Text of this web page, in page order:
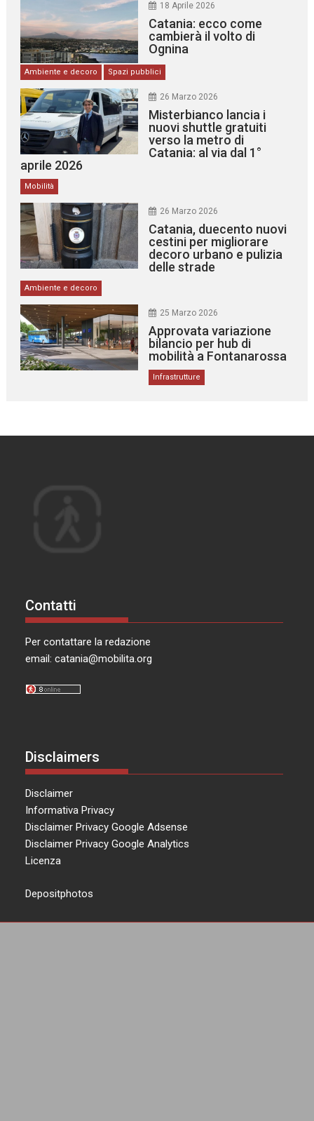
18 Aprile 2026
Catania: ecco come
cambierà il volto di
Ognina
Ambiente e decoro Spazi pubblici
26 Marzo 2026
Misterbianco lancia i
nuovi shuttle gratuiti
verso la metro di
Catania: al via dal 1°
aprile 2026
Mobilità
26 Marzo 2026
Catania, duecento nuovi
cestini per migliorare
decoro urbano e pulizia
delle strade
Ambiente e decoro
25 Marzo 2026
Approvata variazione
bilancio per hub di
mobilità a Fontanarossa
Infrastrutture
Contatti
Per contattare la redazione
email:catania@mobilita.org
Disclaimers
Disclaimer
Informativa Privacy
Disclaimer Privacy Google Adsense
Disclaimer Privacy Google Analytics
Licenza
Depositphotos